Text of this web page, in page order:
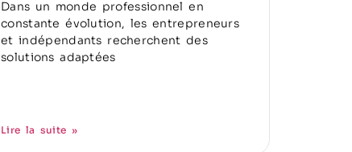
Dans un monde professionnel en
constante évolution, les entrepreneurs
et indépendants recherchent des
solutions adaptées
Lire la suite »